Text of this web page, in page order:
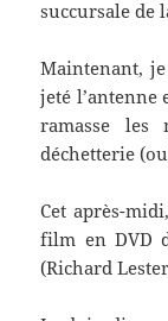
succursale de
Maintenant,
jeté l’antenne
ramasse
déchetterie
Cet après-
film en DVD
(Richard